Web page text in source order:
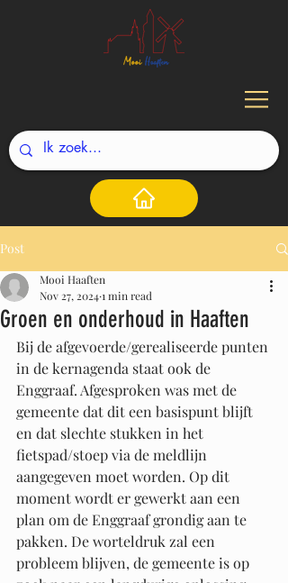
Post
Groen en onderhoud in Haaften
Mooi Haaften
Nov 27, 20241 min read
Bij de afgevoerde/gerealiseerde punten
in de kernagenda staat ook de
Enggraaf. Afgesproken was met de
gemeente dat dit een basispunt blijft
en dat slechte stukken in het
fietspad/stoep via de meldlijn
aangegeven moet worden. Op dit
moment wordt er gewerkt aan een
plan om de Enggraaf grondig aan te
pakken. De worteldruk zal een
probleem blijven, de gemeente is op